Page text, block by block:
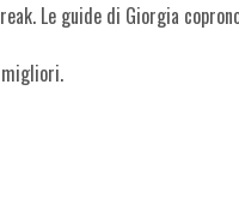
Le guide di Giorgia